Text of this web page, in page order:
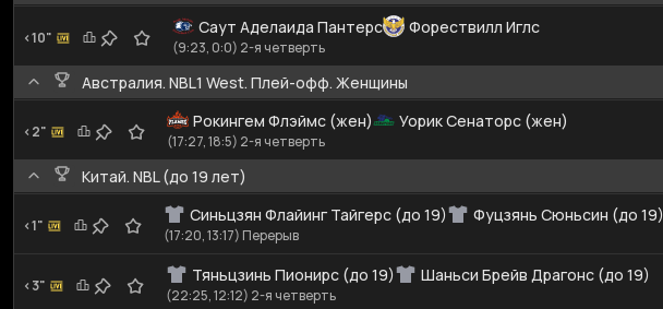
<10"
Саут Аделаида Пантерс Форествилл Иглс
(9:23, 0:0) 2-я четверть
Австралия. NBL1 West. Плей-офф. Женщины
<2"
Рокингем Флэймс (жен) Уорик Сенаторс (жен)
(17:27, 18:5) 2-я четверть
Китай. NBL (до 19 лет)
<1"
Синьцзян Флайинг Тайгерс (до 19) Фуцзянь Сюньсин (до 19)
(17:20, 13:17) Перерыв
<3"
Тяньцзинь Пионирс (до 19) Шаньси Брейв Драгонс (до 19)
(22:25, 12:12) 2-я четверть